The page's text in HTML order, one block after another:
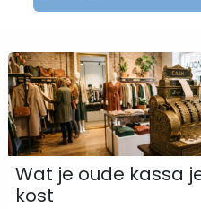
Wat je oude kassa
kost